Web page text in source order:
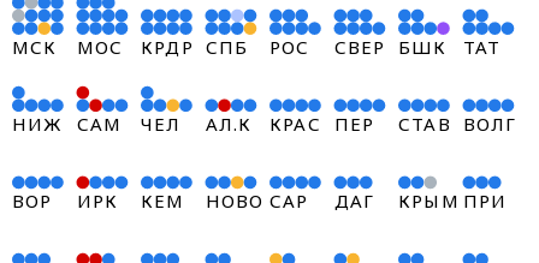
БШК
ДАГ КРЫМ
ТАТ
АЛ.К
КРДР
КРАС ПЕР
ПРИ
СТАВ ВОЛГ
ВОР ИРК КЕМ
МОС
НИЖ
НОВО
РОС
САМ
САР
СВЕР
ЧЕЛ
МСК СПБ